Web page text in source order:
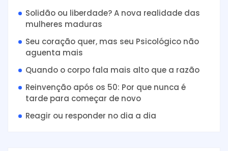
Solidão ou liberdade? A nova realidade das
mulheres maduras
Seu coração quer, mas seu Psicológico não
aguenta mais
Quando o corpo fala mais alto que a razão
Reinvenção após os 50: Por que nunca é
tarde para começar de novo
Reagir ou responder no dia a dia